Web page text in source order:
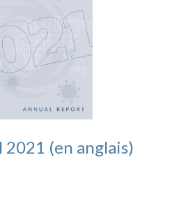
(en anglais)